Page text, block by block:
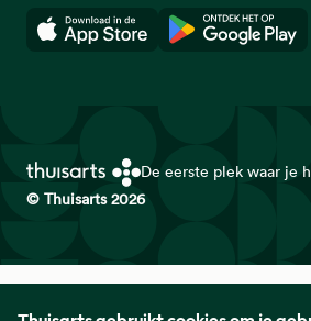
Download in de App
De eerste plek waar je
© Thuisarts 2026